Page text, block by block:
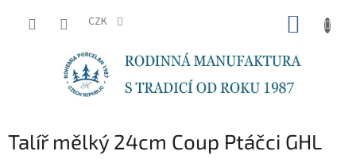
CZK
Talíř mělký 24cm Coup Ptáčci GHL